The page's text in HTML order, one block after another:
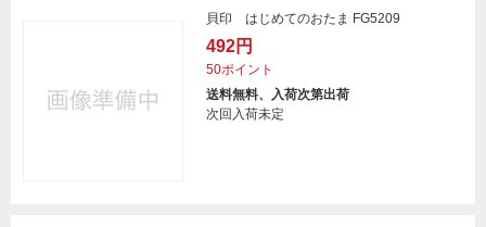
貝印 はじめてのおたま FG5209
492円
50ポイント
送料無料、入荷次第出荷
次回入荷未定